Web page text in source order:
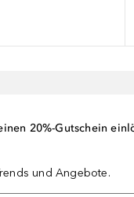
20%-Gutschein
und Angebote.